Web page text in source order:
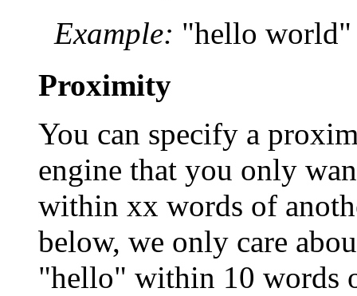
Example: "hello world"
Proximity
You can specify a
engine that you only
within xx words of
below, we only care
"hello" within 10 words